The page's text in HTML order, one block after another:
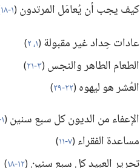
كيف يجب أن يُعامَل المرتدون(‏١-‏١٨
عادات حِداد غير مقبولة(‏١،‏ ٢ )‏
الطعام الطاهر والنجس(‏٣-‏٢١ )‏
العُشر هو ليهوه(‏٢٢-‏٢٩ )‏
الإعفاء من الديون كل سبع سنين(‏١-‏٦
مساعدة الفقراء(‏٧-‏١١ )‏